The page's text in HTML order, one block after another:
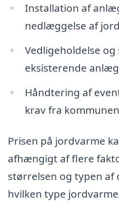
Installation af
nedlæggelse af
Vedligeholdelse
eksisterende anlæg
Håndtering af
krav fra kommunen
Prisen på jordvarme
afhængigt af flere
størrelsen og typen af
hvilken type